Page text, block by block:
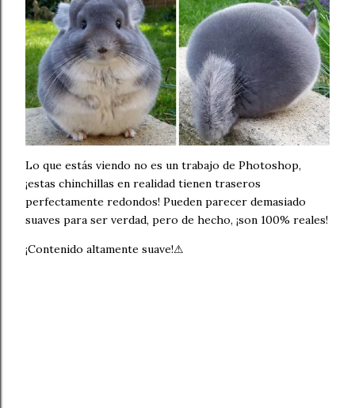
Lo que estás viendo no es un trabajo de Photoshop,
¡estas chinchillas en realidad tienen traseros
perfectamente redondos! Pueden parecer demasiado
suaves para ser verdad, pero de hecho, ¡son 100% reales!
¡Contenido altamente suave!⚠